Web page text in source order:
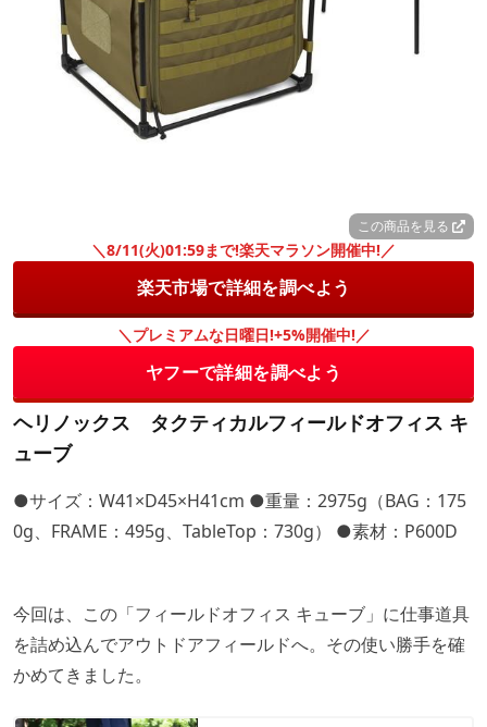
この商品を見る
＼8/11(火)01:59まで!楽天マラソン開催中!／
楽天市場で詳細を調べよう
＼プレミアムな日曜日!+5%開催中!／
ヤフーで詳細を調べよう
ヘリノックス タクティカルフィールドオフィス キ
ューブ
●サイズ：W41×D45×H41cm ●重量：2975g（BAG：175
0g、FRAME：495g、TableTop：730g） ●素材：P600D
今回は、この「フィールドオフィス キューブ」に仕事道具
を詰め込んでアウトドアフィールドへ。その使い勝手を確
かめてきました。